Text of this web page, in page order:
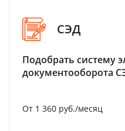
СЭД
Подобрать систему
документооборота
От 1 360 руб./месяц